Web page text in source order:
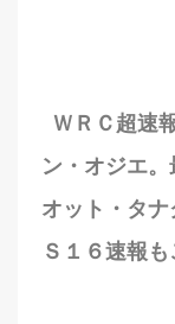
ＷＲＣ超速
ン・オジエ
オット・タ
Ｓ１６速報